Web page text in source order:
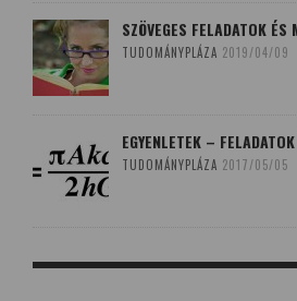
SZÖVEGES FELADATOK ÉS
TUDOMÁNYPLÁZA 2019/04/09
EGYENLETEK –
TUDOMÁNYPLÁZA 2017/05/05